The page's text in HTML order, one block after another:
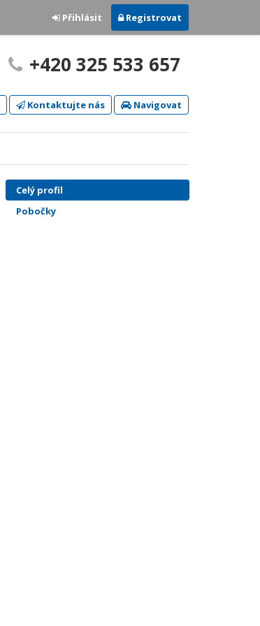
Přihlásit Registrovat
+420 325 533 657
Kontaktujte nás Navigovat
Celý profil
Pobočky